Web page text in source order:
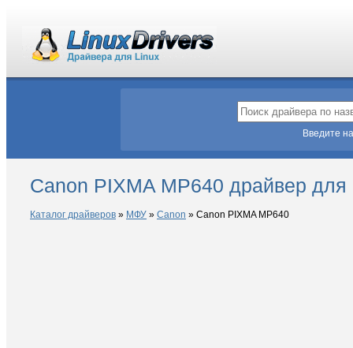
Введите
Canon PIXMA MP640 драйвер для
Каталог драйверов » МФУ » Canon » Canon PIXMA MP640